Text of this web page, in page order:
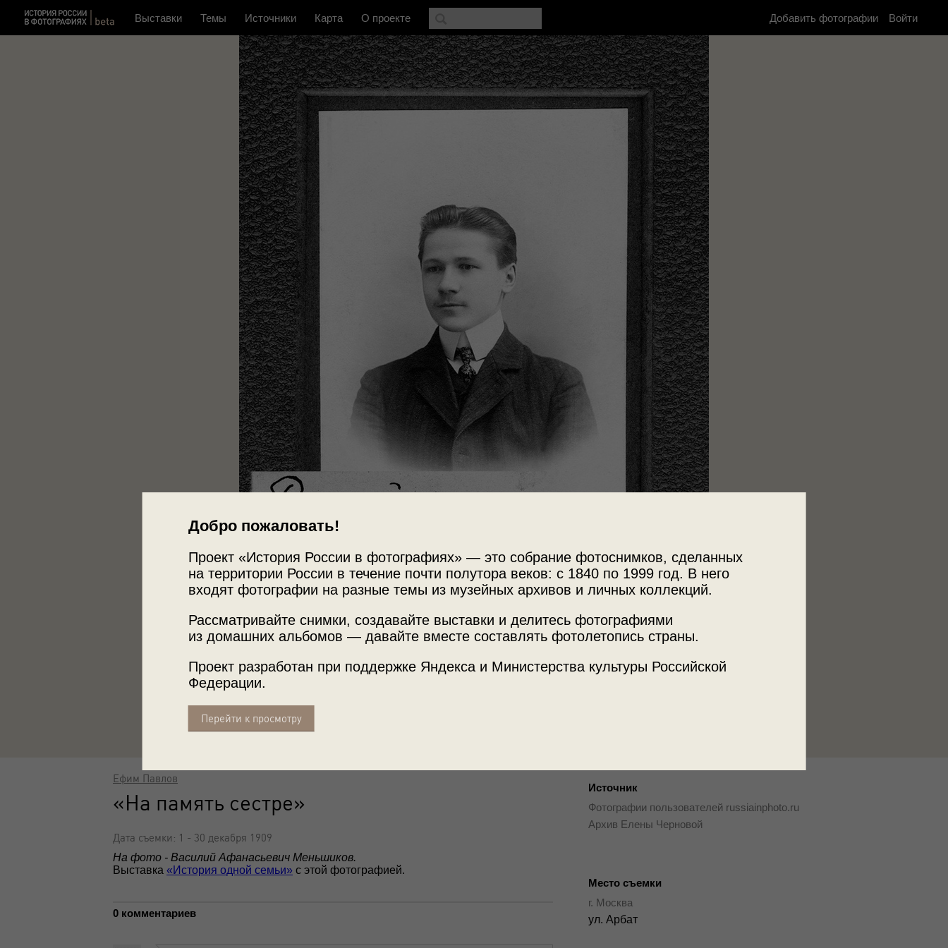
Добро пожаловать!
Проект «История России в фотографиях» — это собрание фотоснимков, сделанных
на территории России в течение почти полутора веков: с 1840 по 1999 год. В него
входят фотографии на разные темы из музейных архивов и личных коллекций.
Рассматривайте снимки, создавайте выставки и делитесь фотографиями
из домашних альбомов — давайте вместе составлять фотолетопись страны.
Проект разработан при поддержке Яндекса и Министерства культуры Российской
Федерации.
Перейти к просмотру
Выставки Темы Источники Карта О проекте Добавить фотографии Войти
Источник
Фотографии пользователей russiainphoto.ru
Архив Елены Черновой
Место съемки
г. Москва
ул. Арбат
Ефим Павлов
«На память сестре»
Дата съемки: 1 - 30 декабря 1909
На фото - Василий Афанасьевич Меньшиков.
Выставка «История одной семьи» с этой фотографией.
0 комментариев